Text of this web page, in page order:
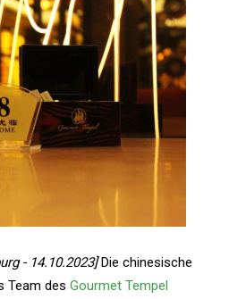
- 14.10.2023]Die chinesische
Team des Gourmet Tempel